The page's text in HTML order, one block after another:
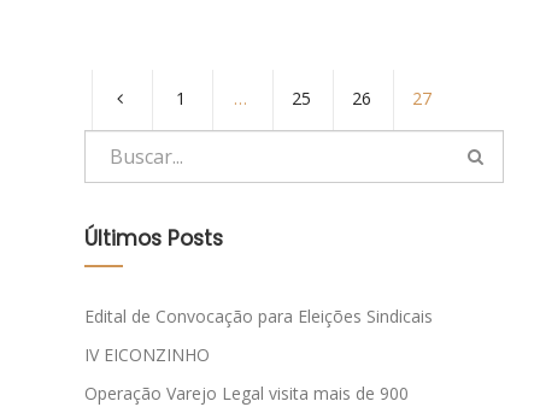
1 … 25 26 27
Últimos Posts
Edital de Convocação para Eleições Sindicais
IV EICONZINHO
Operação Varejo Legal visita mais de 900